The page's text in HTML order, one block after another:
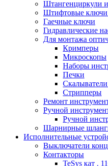
Штангенциркули
Штифтовые ключи
Гаечные ключи
Гидравлические
Для монтажа
Кримперы
Микроскопы
Наборы
Печки
Стрипперы
Ремонт
Ручной
Ручной
Шарнирные
Исполнительные
Выключатели
Контакторы
TeSys кат .